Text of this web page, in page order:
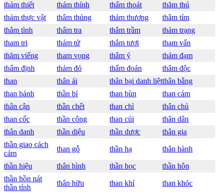
thảm thiết
thám thính thấm thoát
thăm thú
thảm thực vật
thâm thủng thảm thương
thâm tím
thâm tình
thẩm tra thâm trầm
thảm trạng
tham tri
thám tử thắm tươi
tham vấn
thăm viếng
tham vọng thâm ý
thảm đạm
thẩm định
thảm đỏ thẩm đoán
thâm độc
than
thân ái thân bại danh liệtthân bằng
than bánh
thần bí than bùn
than cám
thân cận
thần chết than chì
thân chủ
than cốc
thần công than củi
thân dân
thân danh
thần diệu thần dược
thân gia
thần giao cách
cảm
than gỗ thần hạ thân hành
thần hiệu thân hình thần học
thần hôn
thần hồn nát
thần tính
thân hữu than khí than khóc